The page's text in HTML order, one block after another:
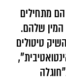
מתחילים
שלהם.
טיטולים